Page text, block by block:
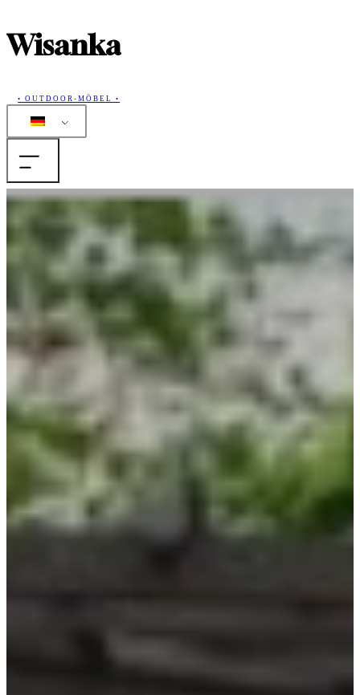
Wisanka
• OUTDOOR-MÖBEL •
Home
Produkte
Sammlungen
Inspirationen
Kontaktieren Sie Uns
Über Uns
warum Uns Wählen